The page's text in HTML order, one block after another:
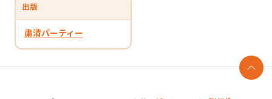
出版
粛清パーティー